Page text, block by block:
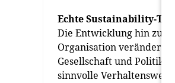
Echte Sustainability-
Die Entwicklung hin zu
Organisation verändert.
Gesellschaft und Politik
sinnvolle